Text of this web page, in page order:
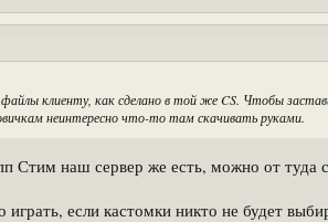
клиенту, как сделано в той же CS. Чтобы
неинтересно что-то там скачивать руками.
Стим наш сервер же есть, можно от
если кастомки никто не будет